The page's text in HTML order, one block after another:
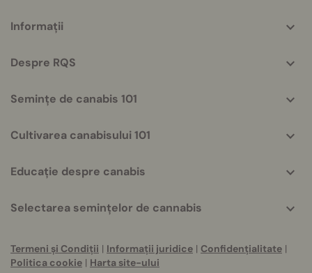
helpful
Informații
Despre RQS
Semințe de canabis 101
Cultivarea canabisului 101
Educație despre canabis
Selectarea semințelor de cannabis
Termeni și Condiții | Informații juridice | Confidențialitate |
Politica cookie | Harta site-ului